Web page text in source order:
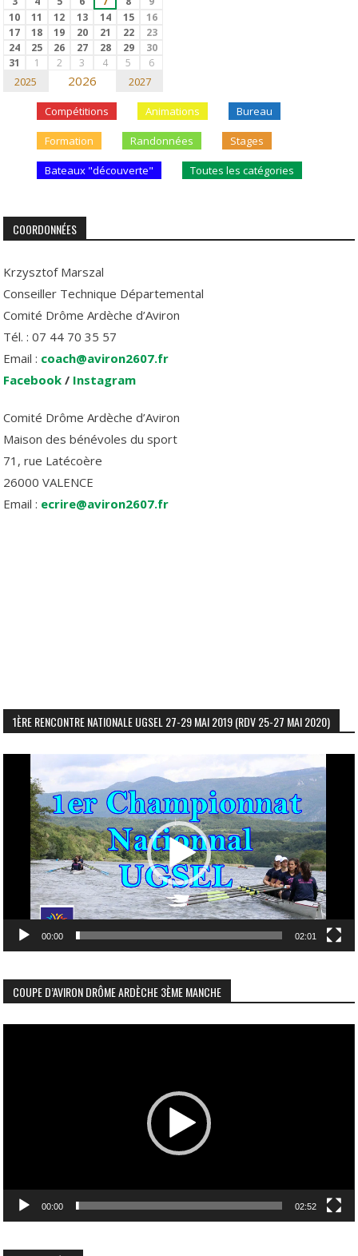
10
11 12 13 14 15
16
17
18 19 20 21 22
23
24
25 26 27 28 29
30
31
1 2 3 4 5 6
2025 2026 2027
Compétitions Animations Bureau
Formation Randonnées Stages
Bateaux "découverte" Toutes les catégories
COORDONNÉES
Krzysztof Marszal
Conseiller Technique Départemental
Comité Drôme Ardèche d’Aviron
Tél. : 07 44 70 35 57
Email : coach@aviron2607.fr
Facebook / Instagram
Comité Drôme Ardèche d’Aviron
Maison des bénévoles du sport
71, rue Latécoère
26000 VALENCE
Email : ecrire@aviron2607.fr
1ÈRE RENCONTRE NATIONALE UGSEL 27-29 MAI 2019 (RDV 25-27 MAI 2020)
vidéo
00:00 02:01
COUPE D’AVIRON DRÔME ARDÈCHE 3ÈME MANCHE
00:00 02:52